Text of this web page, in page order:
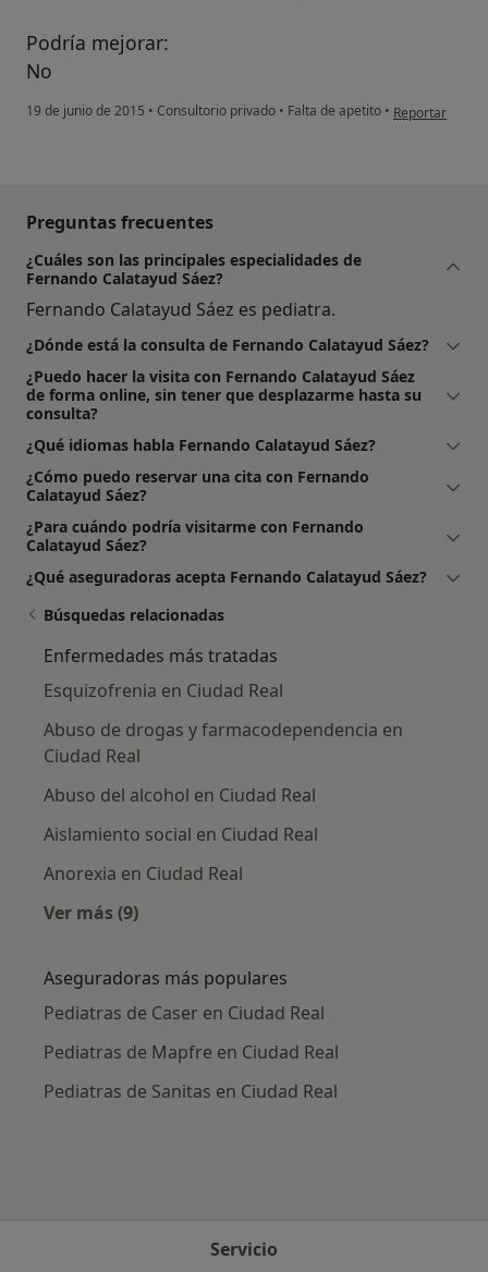
Podría mejorar:
No
19 de junio de 2015 • Consultorio privado • Falta de apetito • en opinión del
Reportar
Preguntas frecuentes
¿Cuáles son las principales especialidades de
Fernando Calatayud Sáez?
Fernando Calatayud Sáez es pediatra.
¿Dónde está la consulta de Fernando Calatayud Sáez?
¿Puedo hacer la visita con Fernando Calatayud Sáez
de forma online, sin tener que desplazarme hasta su
consulta?
¿Qué idiomas habla Fernando Calatayud Sáez?
¿Cómo puedo reservar una cita con Fernando
Calatayud Sáez?
¿Para cuándo podría visitarme con Fernando
Calatayud Sáez?
¿Qué aseguradoras acepta Fernando Calatayud Sáez?
Búsquedas relacionadas
Enfermedades más tratadas
Esquizofrenia en Ciudad Real
Abuso de drogas y farmacodependencia en
Ciudad Real
Abuso del alcohol en Ciudad Real
Aislamiento social en Ciudad Real
Anorexia en Ciudad Real
Ver más (9)
Aseguradoras más populares
Pediatras de Caser en Ciudad Real
Pediatras de Mapfre en Ciudad Real
Pediatras de Sanitas en Ciudad Real
Servicio